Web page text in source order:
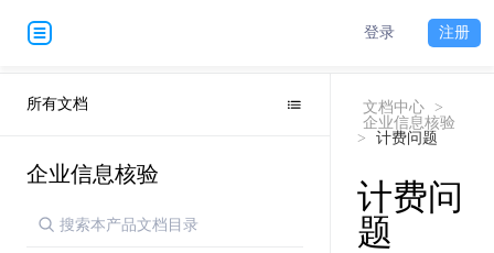
登录 注册
所有文档
企业信息核验
文档中心
>
企业信息核验
>
计费问题
计费问
题